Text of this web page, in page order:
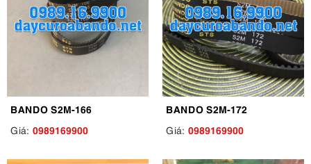
BANDO S2M-166
Giá: 0989169900
BANDO S2M-172
Giá: 0989169900